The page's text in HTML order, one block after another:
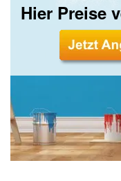
Hier Preise